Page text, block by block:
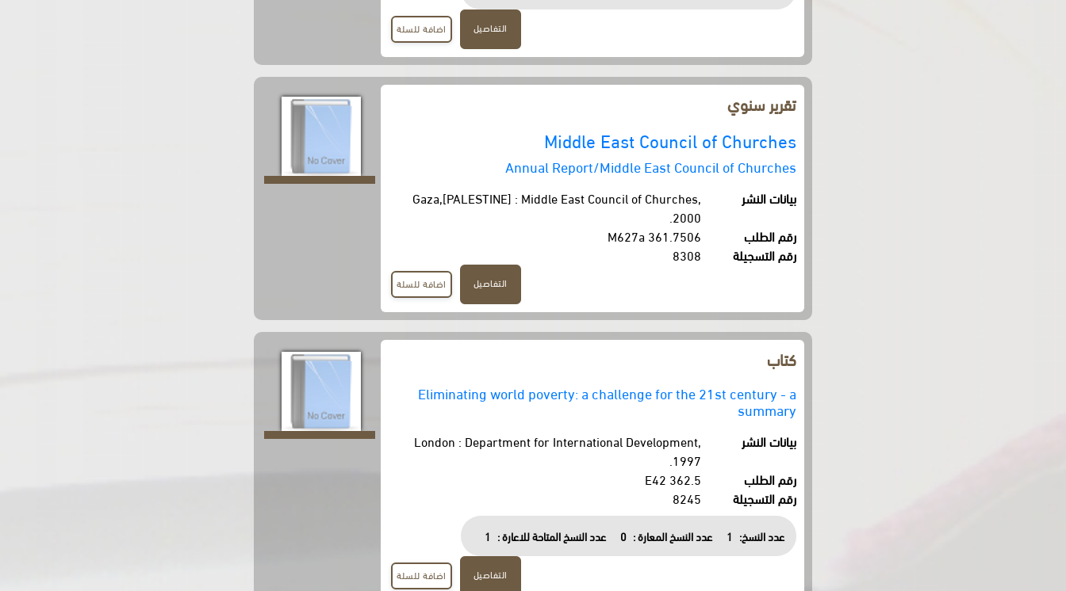
التفاصيل اضافة للسلة
تقرير سنوي
Middle East Council of Churches
Annual Report/Middle East Council of Churches
بيانات النشر
Gaza,[PALESTINE] : Middle East Council of Churches,
2000.
رقم الطلب
361.7506 M627a
رقم التسجيلة
8308
التفاصيل اضافة للسلة
كتاب
Eliminating world poverty: a challenge for the 21st century - a
summary
بيانات النشر
London : Department for International Development,
1997.
رقم الطلب
362.5 E42
رقم التسجيلة
8245
عدد النسخ: 1 عدد النسخ المعارة : 0 عدد النسخ المتاحة للاعارة : 1
التفاصيل اضافة للسلة